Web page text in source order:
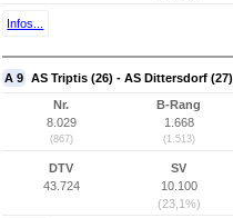
Infos...
A 9 AS Triptis (26) - AS Dittersdorf (27)
Nr.
8.029
(867)
B-Rang
1.668
(1.513)
DTV
43.724
SV
10.100
(23,1%)